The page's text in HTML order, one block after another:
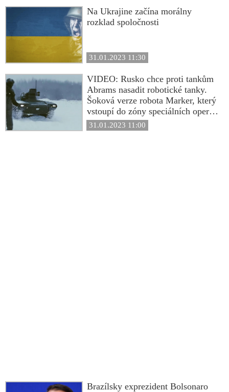
Na Ukrajine začína morálny
rozklad spoločnosti
31.01.2023 11:30
VIDEO: Rusko chce proti tankům
Abrams nasadit robotické tanky.
Šoková verze robota Marker, který
vstoupí do zóny speciálních operací
na Donbasu v únoru, bude schopna
automaticky detekovat a zasáhnout
31.01.2023 11:00
Brazílsky exprezident Bolsonaro